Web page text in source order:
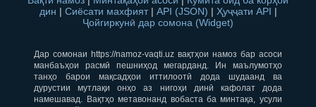
дин | Сиёсати махфият | API (JSON) | Ҳуҷҷати API |
Ҷойгиркунӣ дар сомона (Widget)
Дар сомонаи https://namoz-vaqti.uz вақтҳои намоз бар асоси
манбаъҳои расмӣ пешниҳод мегарданд. Ин маълумотҳо
танҳо барои мақсадҳои иттилоотӣ дода шудаанд ва
дурустии мутлақи онҳо аз нигоҳи динӣ кафолат дода
намешавад. Вақтҳо метавонанд вобаста ба минтақа, усули